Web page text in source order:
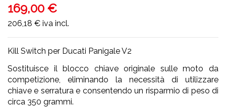
169,00 €
206,18 € iva incl.
Kill Switch per Ducati Panigale V2
Sostituisce il blocco chiave originale sulle moto da
competizione, eliminando la necessità di utilizzare
chiave e serratura e consentendo un risparmio di peso di
circa 350 grammi.